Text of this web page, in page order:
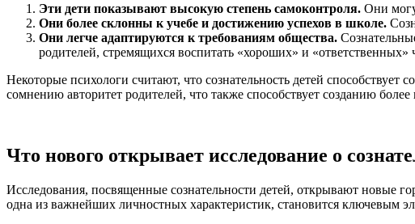
Эти дети показывают высокую степень самоконтроля. Они
Они более склонны к учебе и достижению успехов в школе.
Они легче адаптируются к требованиям общества.
родителей, стремящихся воспитать «хороших» и «ответственных»
Некоторые психологи считают, что сознательность детей
сомнению авторитет родителей, что также способствует созданию
Что нового открывает исследование о
Исследования, посвященные сознательности детей, открывают новые
одна из важнейших личностных характеристик, становится ключевым